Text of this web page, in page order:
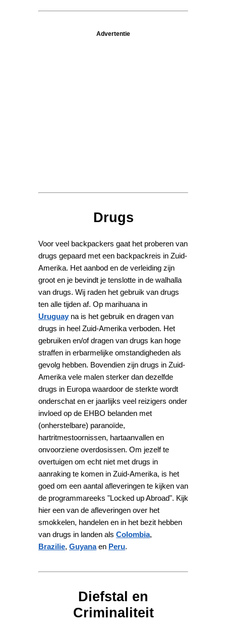
Advertentie
Drugs
Voor veel backpackers gaat het proberen van
drugs gepaard met een backpackreis in Zuid-
Amerika. Het aanbod en de verleiding zijn
groot en je bevindt je tenslotte in de walhalla
van drugs. Wij raden het gebruik van drugs
ten alle tijden af. Op marihuana in
Uruguay na is het gebruik en dragen van
drugs in heel Zuid-Amerika verboden. Het
gebruiken en/of dragen van drugs kan hoge
straffen in erbarmelijke omstandigheden als
gevolg hebben. Bovendien zijn drugs in Zuid-
Amerika vele malen sterker dan dezelfde
drugs in Europa waardoor de sterkte wordt
onderschat en er jaarlijks veel reizigers onder
invloed op de EHBO belanden met
(onherstelbare) paranoïde,
hartritmestoornissen, hartaanvallen en
onvoorziene overdosissen. Om jezelf te
overtuigen om echt niet met drugs in
aanraking te komen in Zuid-Amerika, is het
goed om een aantal afleveringen te kijken van
de programmareeks "Locked up Abroad". Kijk
hier een van de afleveringen over het
smokkelen, handelen en in het bezit hebben
van drugs in landen alsColombia,
Brazilie,Guyanaen Peru.
Diefstal en
Criminaliteit